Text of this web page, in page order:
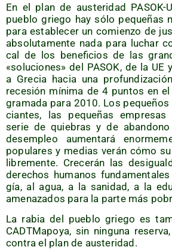
En el plan de aus­te­ri­dad PASOK-
pue­blo grie­go hay sólo peque­ñas
para esta­ble­cer un comien­zo de
abso­lu­ta­men­te nada para luchar
cal de los bene­fi­cios de las
«solu­cio­nes» del PASOK, de la
a Gre­cia hacia una
rece­sión míni­ma de 4 pun­tos en
gra­ma­da para 2010. Los
cian­tes, las peque­ñas
serie de quie­bras y de
des­em­pleo aumen­ta­rá
popu­la­res y medias verán cómo
libre­men­te. Cre­ce­rán las
dere­chos huma­nos
gía, al agua, a la sani­dad, a la
ame­na­za­dos para la par­te más
La rabia del pue­blo grie­go es
CADT­Ma­po­ya, sin nin­gu­na
con­tra el plan de austeridad.